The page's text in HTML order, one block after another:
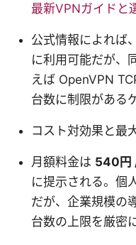
最新VPNガイドと
公式情報によれば
に利用可能だが、
えば OpenVPN
台数に制限がある
コスト対効果と最
月額料金は 540円
に提示される。個
だが、企業規模の
台数の上限を厳密